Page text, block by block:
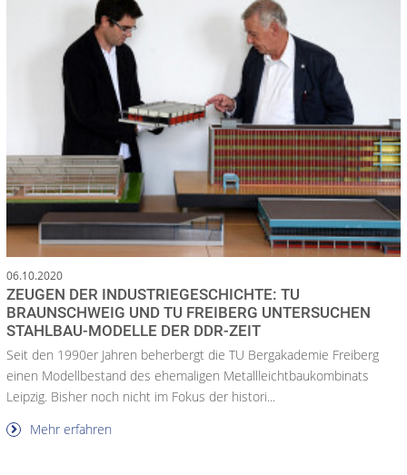
06.10.2020
ZEUGEN DER INDUSTRIEGESCHICHTE: TU
BRAUNSCHWEIG UND TU FREIBERG UNTERSUCHEN
STAHLBAU-MODELLE DER DDR-ZEIT
Seit den 1990er Jahren beherbergt die TU Bergakademie Freiberg
einen Modellbestand des ehemaligen Metallleichtbaukombinats
Leipzig. Bisher noch nicht im Fokus der histori...
Mehr erfahren